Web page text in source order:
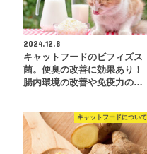
2024.12.8
キャットフードのビフィズス
菌。便臭の改善に効果あり！
腸内環境の改善や免疫力の…
キャットフードについて